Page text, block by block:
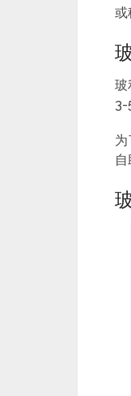
或
玻
3-